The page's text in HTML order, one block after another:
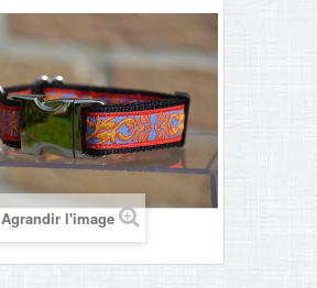
Agrandir l'image